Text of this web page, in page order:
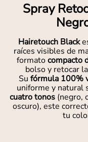
Spray
Hairetouch Black
raíces visibles de
formatocompacto
bolso y retocar
Su fórmula 100%
uniforme y natural
cuatro tonos(negro,
oscuro), este
tu